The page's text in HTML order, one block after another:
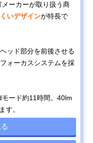
ーカーが取り扱う商
いデザインが特長で
ッド部分を前後させる
ォーカスシステムを採
ード約11時間。40lm
す。